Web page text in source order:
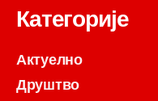
Категорије
Актуелно
Друштво